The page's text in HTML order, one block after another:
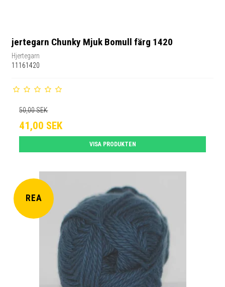
jertegarn Chunky Mjuk Bomull färg 1420
Hjertegarn
11161420
50,00 SEK
41,00 SEK
VISA PRODUKTEN
REA